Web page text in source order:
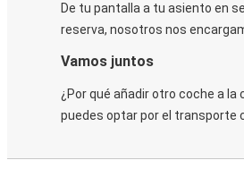
De tu pantalla a tu asiento en
reserva, nosotros nos
Vamos juntos
¿Por qué añadir otro coche a la
puedes optar por el transporte